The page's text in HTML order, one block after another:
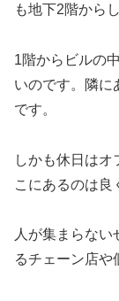
も地下2階から
1階からビルの
いのです。隣に
です。
しかも休日は
こにあるのは良
人が集まらな
るチェーン店や